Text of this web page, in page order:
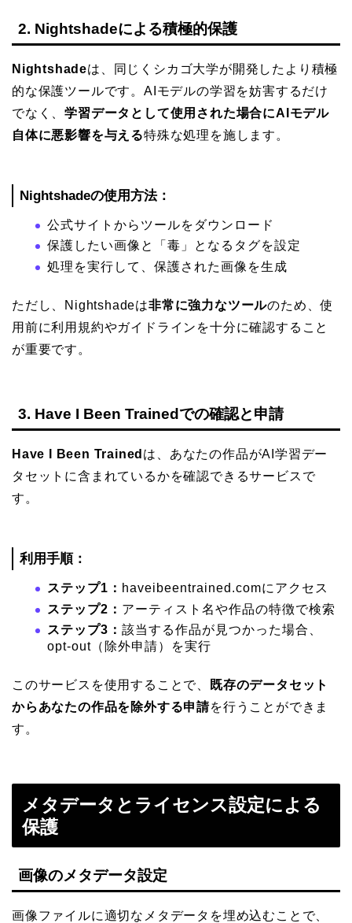
2. Nightshadeによる積極的保護
Nightshadeは、同じくシカゴ大学が開発したより積極
的な保護ツールです。AIモデルの学習を妨害するだけ
でなく、学習データとして使用された場合にAIモデル
自体に悪影響を与える特殊な処理を施します。
Nightshadeの使用方法：
公式サイトからツールをダウンロード
保護したい画像と「毒」となるタグを設定
処理を実行して、保護された画像を生成
ただし、Nightshadeは非常に強力なツールのため、使
用前に利用規約やガイドラインを十分に確認すること
が重要です。
3. Have I Been Trainedでの確認と申請
Have I Been Trained は、あなたの作品がAI学習デー
タセットに含まれているかを確認できるサービスで
す。
利用手順：
ステップ1： haveibeentrained.comにアクセス
ステップ2： アーティスト名や作品の特徴で検索
ステップ3： 該当する作品が見つかった場合、
opt-out（除外申請）を実行
このサービスを使用することで、
既存のデータセット
からあなたの作品を除外する申請を行うことができま
す。
メタデータとライセンス設定による
保護
画像のメタデータ設定
画像ファイルに適切なメタデータを埋め込むことで、